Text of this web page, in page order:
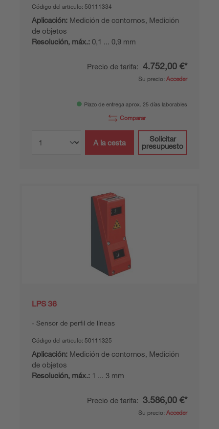
Código del articulo: 50111334
Aplicación: Medición de contornos, Medición
de objetos
Resolución, máx.: 0,1 ... 0,9 mm
Precio de tarifa: 4.752,00 €*
Su precio: Acceder
Plazo de entrega aprox. 25 días laborables
Comparar
A la cesta
Solicitar
presupuesto
LPS 36
Sensor de perfil de líneas
Código del articulo: 50111325
Aplicación: Medición de contornos, Medición
de objetos
Resolución, máx.: 1 ... 3 mm
Precio de tarifa: 3.586,00 €*
Su precio: Acceder